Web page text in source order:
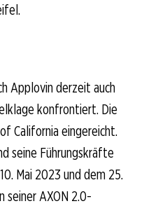
Applovin derzeit auch
konfrontiert. Die
California eingereicht.
seine Führungskräfte
Mai 2023 und dem 25.
seiner AXON 2.0-